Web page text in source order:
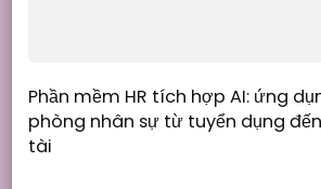
Phần mềm HR tích hợp AI: ứng
phòng nhân sự từ tuyển dụng
tài